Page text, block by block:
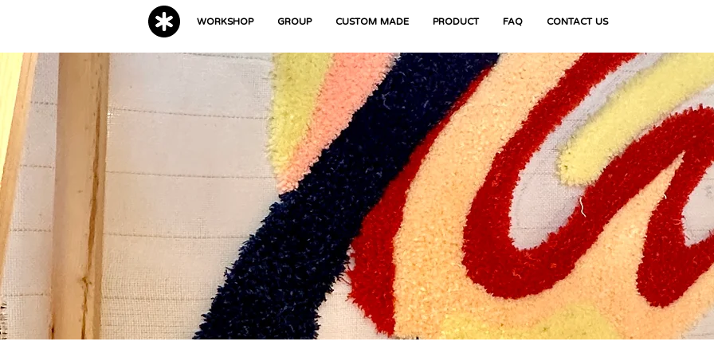
WORKSHOP GROUP CUSTOM MADE PRODUCT FAQ CONTACT US